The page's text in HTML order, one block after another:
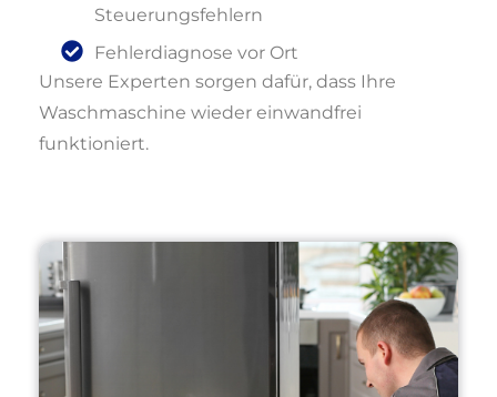
Steuerungsfehlern
Fehlerdiagnose vor Ort
Unsere Experten sorgen dafür, dass Ihre
Waschmaschine wieder einwandfrei
funktioniert.